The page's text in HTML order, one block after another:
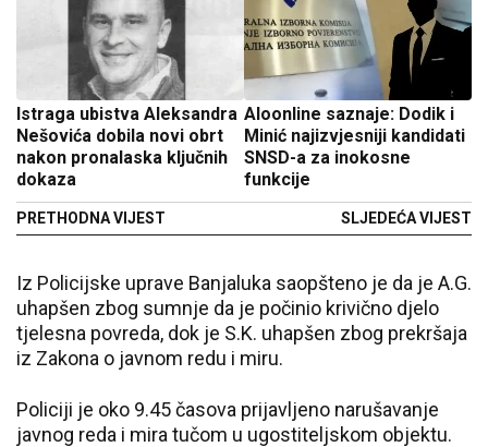
Istraga ubistva Aleksandra
Nešovića dobila novi obrt
nakon pronalaska ključnih
dokaza
PRETHODNA VIJEST
Aloonline saznaje: Dodik i
Minić najizvjesniji kandidati
SNSD-a za inokosne
funkcije
SLJEDEĆA VIJEST
Iz Policijske uprave Banjaluka saopšteno je da je A.G.
uhapšen zbog sumnje da je počinio krivično djelo
tjelesna povreda, dok je S.K. uhapšen zbog prekršaja
iz Zakona o javnom redu i miru.
Policiji je oko 9.45 časova prijavljeno narušavanje
javnog reda i mira tučom u ugostiteljskom objektu.